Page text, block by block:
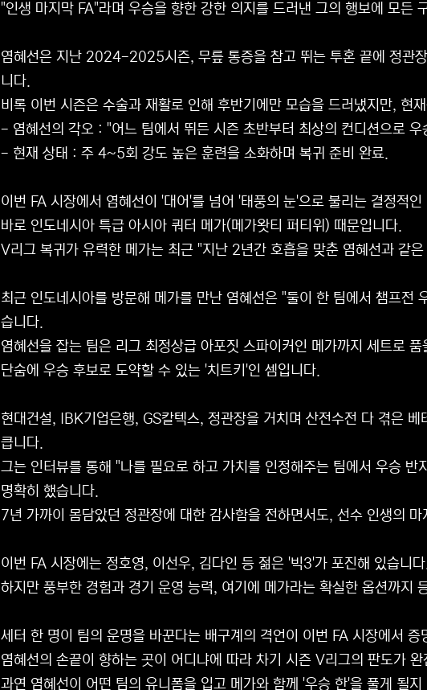
"인생 마지막 FA"라며 우승을 향한 강한 의지를 드러낸 그의 행보에 모든
염혜선은 지난 2024-2025시즌, 무릎 통증을 참고 뛰는 투혼 끝에 정관
니다.
비록 이번 시즌은 수술과 재활로 인해 후반기에만 모습을 드러냈지만, 현
- 염혜선의 각오 : "어느 팀에서 뛰든 시즌 초반부터 최상의 컨디션으로 우
- 현재 상태 : 주 4~5회 강도 높은 훈련을 소화하며 복귀 준비 완료.
이번 FA 시장에서 염혜선이 '대어'를 넘어 '태풍의 눈'으로 불리는 결정적인
바로 인도네시아 특급 아시아 쿼터 메가(메가왓티 퍼티위) 때문입니다.
V리그 복귀가 유력한 메가는 최근 "지난 2년간 호흡을 맞춘 염혜선과 같
최근 인도네시아를 방문해 메가를 만난 염혜선은 "둘이 한 팀에서 챔프전
습니다.
염혜선을 잡는 팀은 리그 최정상급 아포짓 스파이커인 메가까지 세트로
단숨에 우승 후보로 도약할 수 있는 '치트키'인 셈입니다.
현대건설, IBK기업은행, GS칼텍스, 정관장을 거치며 산전수전 다 겪은
큽니다.
그는 인터뷰를 통해 "나를 필요로 하고 가치를 인정해주는 팀에서 우승
명확히 했습니다.
7년 가까이 몸담았던 정관장에 대한 감사함을 전하면서도, 선수 인생의
이번 FA 시장에는 정호영, 이선우, 김다인 등 젊은 '빅3'가 포진해 있습니
하지만 풍부한 경험과 경기 운영 능력, 여기에 메가라는 확실한 옵션까지
세터 한 명이 팀의 운명을 바꾼다는 배구계의 격언이 이번 FA 시장에서 증
염혜선의 손끝이 향하는 곳이 어디냐에 따라 차기 시즌 V리그의 판도가
과연 염혜선이 어떤 팀의 유니폼을 입고 메가와 함께 '우승 한'을 풀게 될